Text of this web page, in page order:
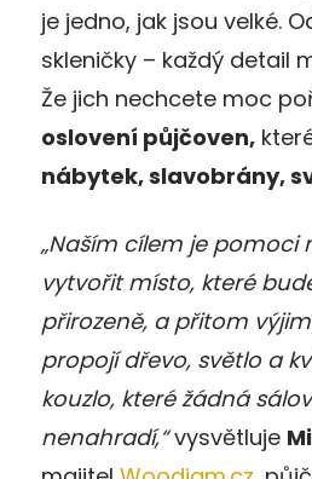
je jedno, jak jsou velké.
skleničky – každý detail
Že jich nechcete moc
oslovení půjčoven,
nábytek, slavobrány,
„Naším cílem je pomoci
vytvořit místo, které
přirozeně, a přitom
propojí dřevo, světlo a
kouzlo, které žádná
nenahradí,“vysvětluje